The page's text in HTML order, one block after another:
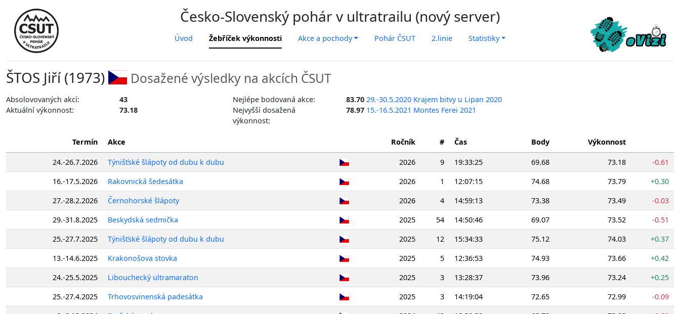
Česko-Slovenský pohár v ultratrailu (nový server)
Úvod Žebříček výkonnosti Akce a pochody Pohár ČSUT 2.linie Statistiky
ŠTOS Jiří (1973) Dosažené výsledky na akcích ČSUT
Absolovovaných akcí: 43 Nejlépe bodovaná akce: 83.70 29.-30.5.2020 Krajem bitvy u Lipan 2020
Aktuální výkonnost:
73.18
Nejvyšší dosažená
výkonnost:
78.97 15.-16.5.2021 Montes Ferei 2021
Termín Akce Ročník # Čas Body Výkonnost
24.-26.7.2026 Týnišťské šlápoty od dubu k dubu 2026 9 19:33:25 69.68 73.18
-0.61
16.-17.5.2026
Rakovnická šedesátka 2026 1 12:07:15 74.68 73.79
+0.30
27.-28.2.2026
Černohorské šlápoty 2026 4 14:59:13 73.38 73.49
-0.03
29.-31.8.2025
Beskydská sedmička 2025 54 14:50:46 69.07 73.52
-0.51
25.-27.7.2025
Týnišťské šlápoty od dubu k dubu 2025 12 15:34:33 75.12 74.03
+0.37
13.-14.6.2025
Krakonošova stovka 2025 5 12:36:53 74.93 73.66
+0.42
24.-25.5.2025
Libouchecký ultramaraton 2025 3 13:28:37 73.96 73.24
+0.25
25.-27.4.2025
Trhovosvinenská padesátka 2025 3 14:19:04 72.65 72.99
-0.09